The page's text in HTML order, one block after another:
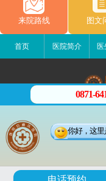
来院路线 图文
首页 医院简介
版
0871-
你好，这里